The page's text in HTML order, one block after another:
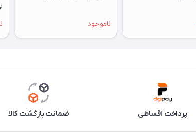
ناموجود
پرداخت اقساطی ضمانت بازگشت کالا